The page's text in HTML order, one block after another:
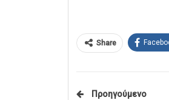
Share
Προηγούμενο